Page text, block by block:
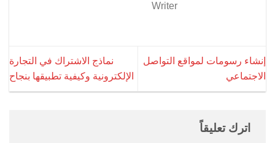
Writer
إنشاء رسومات لمواقع التواصل
الاجتماعي
نماذج الاشتراك في التجارة
الإلكترونية وكيفية تطبيقها بنجاح
اترك تعليقاً